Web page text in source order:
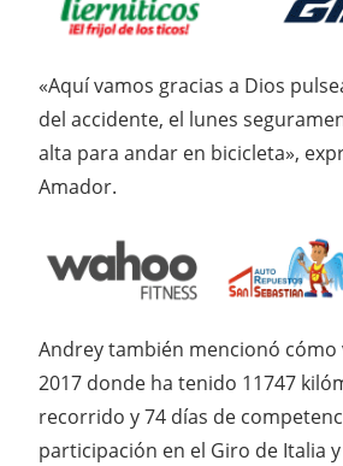
«Aquí vamos gracias a Dios
del accidente, el lunes
alta para andar en bicicleta»,
Amador.
Andrey también mencionó cómo
2017 donde ha tenido 11747
recorrido y 74 días de
participación en el Giro de Italia